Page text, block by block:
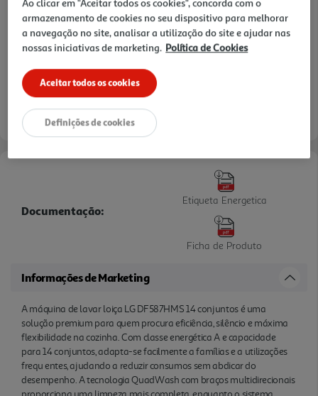
Pague sem custos com o seu
Cartão de Débito ou Crédito
383,33 € ou 287,49 €
TAEG: 0,0%
Saiba mais
Documentação:
Etiqueta Energetica
Ficha de Produto
Informações de Marketing
A máquina de lavar loiça LG DF587HMS 14 conjuntos é uma
solução premium para quem procura eficiência, silêncio e máxima
flexibilidade na cozinha. Com classe energética A e capacidade
para 14 conjuntos, adapta-se facilmente a famílias e a utilizações
frequ entes, ajudando a reduzir consumos sem abdicar do
desempenho. A tecnologia QuadWash com braços multidirecionais
armazenamento de cookies no seu dispositivo para melhorar
a navegação no site, analisar a utilização do site e ajudar nas
nossas iniciativas de marketing. Política de Cookies
Aceitar todos os cookies
Definições de cookies